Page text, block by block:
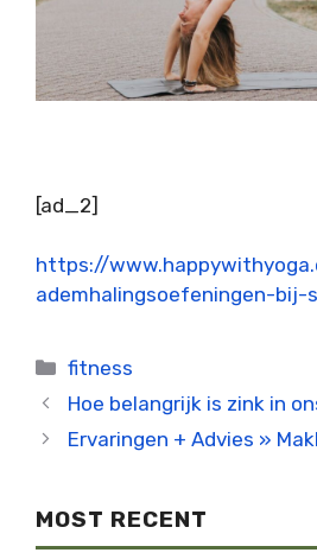
[ad_2]
https://
ademhalingsoefeningen-bij-
Categorieën
fitness
Hoe belangrijk is zink in
Ervaringen + Advies »
MOST RECENT